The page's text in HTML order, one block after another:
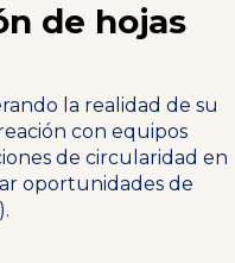
de hojas
la realidad de su
con equipos
de circularidad en
oportunidades de